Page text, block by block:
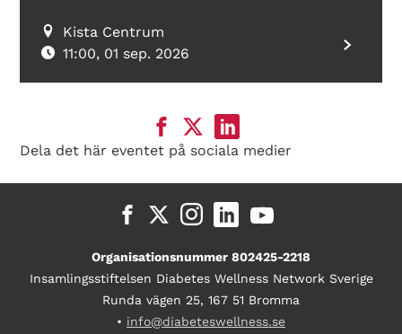
Kista Centrum
11:00, 01 sep. 2026
Dela det här eventet på sociala medier
Organisationsnummer 802425-2218
Insamlingsstiftelsen Diabetes Wellness Network Sverige
Runda vägen 25, 167 51 Bromma
• info@diabeteswellness.se